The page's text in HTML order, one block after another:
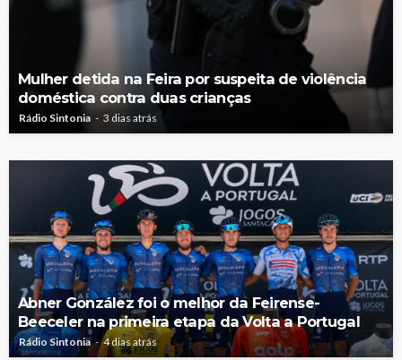
Mulher detida na Feira por suspeita de violência
doméstica contra duas crianças
Rádio Sintonia 3 dias atrás
Abner González foi o melhor da Feirense-
Beeceler na primeira etapa da Volta a Portugal
Rádio Sintonia 4 dias atrás